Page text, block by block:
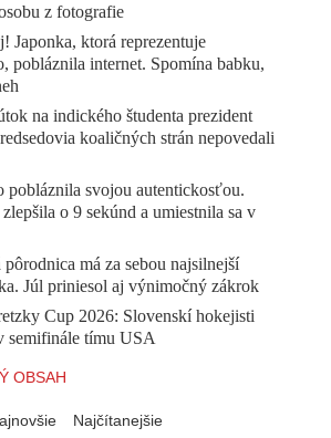
z fotografie
Japonka, ktorá reprezentuje
pobláznila internet. Spomína babku,
na indického študenta prezident
koaličných strán nepovedali
pobláznila svojou autentickosťou.
zlepšila o 9 sekúnd a umiestnila sa v
má za sebou najsilnejší
Júl priniesol aj výnimočný zákrok
Cup 2026: Slovenskí hokejisti
semifinále tímu USA
OBSAH
Najčítanejšie